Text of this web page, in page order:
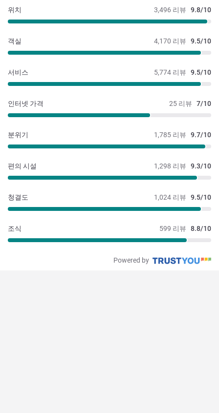
덕분에 위챗에서 판매하는 차이나 올 플러스 재가입 예정이
며, 아코르 플래티넘 등급을 유지하기 위해 추가 숙박까지
기 어렵지만, 항공 유류할증료가 정상화 되면 예약해서 꼭
방문할 계획입니다.
3,496 리뷰 9.8/10
위치
4,170 리뷰 9.5/10
객실
5,774 리뷰 9.5/10
서비스
25 리뷰 7/10
인터넷 가격
1,785 리뷰 9.7/10
분위기
1,298 리뷰 9.3/10
편의 시설
1,024 리뷰 9.5/10
청결도
599 리뷰 8.8/10
조식
Powered by